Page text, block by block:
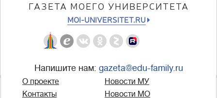
ГАЗЕТА МОЕГО УНИВЕРСИТЕТА
MOI-UNIVERSITET.RU
Напишите нам: gazeta@edu-family.ru
О проекте
Контакты
Новости МУ
Новости МО